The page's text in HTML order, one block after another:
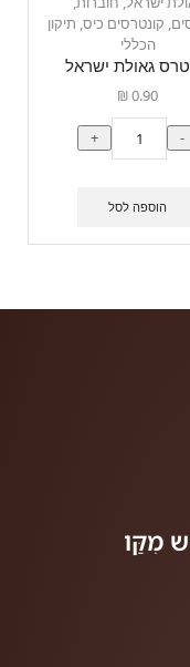
קונטרסים כיס תיקון
הכללי
גאולת ישראל
₪0.90
-
+
הוספה לסל
מִקַּו